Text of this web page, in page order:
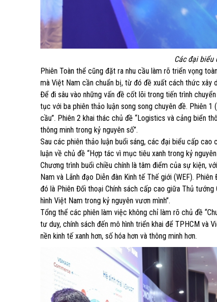
Các đại biểu
Phiên Toàn thể cũng đặt ra nhu cầu làm rõ triển vọng
mà Việt Nam cần chuẩn bị, từ đó đề xuất cách thức xây
Để đi sâu vào những vấn đề cốt lõi trong tiến trình
tục với ba phiên thảo luận song song chuyên đề. Phiên
cầu”. Phiên 2 khai thác chủ đề “Logistics và cảng biển
thông minh trong kỷ nguyên số”.
Sau các phiên thảo luận buổi sáng, các đại biểu cấp
luận về chủ đề “Hợp tác vì mục tiêu xanh trong kỷ
Chương trình buổi chiều chính là tâm điểm của sự kiện,
Nam và Lãnh đạo Diễn đàn Kinh tế Thế giới (WEF).
đó là Phiên Đối thoại Chính sách cấp cao giữa Thủ tướng
hình Việt Nam trong kỷ nguyên vươn mình”.
Tổng thể các phiên làm việc không chỉ làm rõ chủ đề
tư duy, chính sách đến mô hình triển khai để TPHCM
nền kinh tế xanh hơn, số hóa hơn và thông minh hơn.